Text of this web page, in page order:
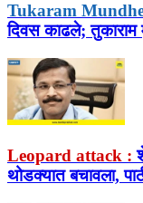
Tukaram
दिवस काढले;
Leopard attack :
थोडक्यात बचावला,